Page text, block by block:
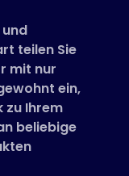
teilen Sie
mit nur
ein,
zu Ihrem
beliebige